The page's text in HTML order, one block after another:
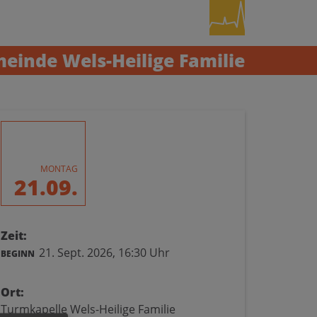
Wels-Heilige Familie
MONTAG
21.09.
Zeit:
BEGINN 21. Sept. 2026, 16:30 Uhr
Ort:
Turmkapelle Wels-Heilige Familie